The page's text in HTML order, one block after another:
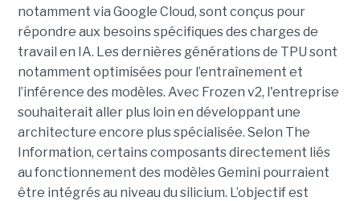
notamment via Google Cloud, sont conçus pour
répondre aux besoins spécifiques des charges de
travail en IA. Les dernières générations de TPU sont
notamment optimisées pour l’entraînement et
l’inférence des modèles. Avec Frozen v2, l'entreprise
souhaiterait aller plus loin en développant une
architecture encore plus spécialisée. Selon The
Information, certains composants directement liés
au fonctionnement des modèles Gemini pourraient
être intégrés au niveau du silicium. L’objectif est